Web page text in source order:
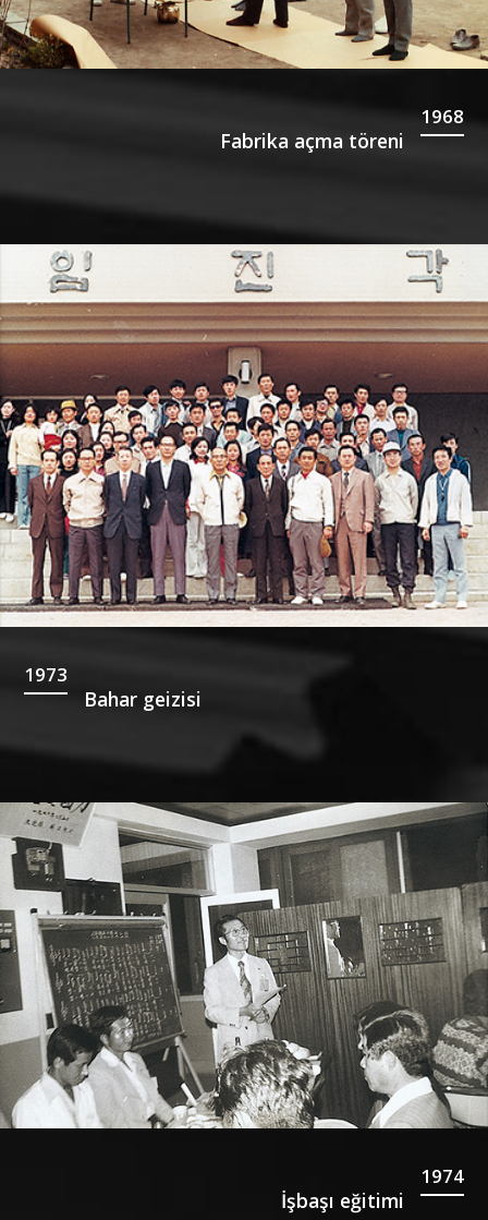
1968
Fabrika açma töreni
1973
Bahar geizisi
1974
İşbaşı eğitimi